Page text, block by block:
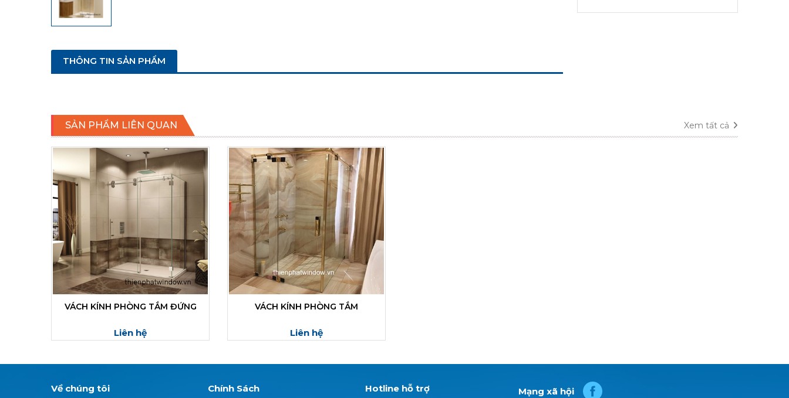
THÔNG TIN SẢN PHẨM
SẢN PHẨM LIÊN QUAN Xem tất cả
VÁCH KÍNH PHÒNG TẮM ĐỨNG
Liên hệ
VÁCH KÍNH PHÒNG TẮM
Liên hệ
Về chúng tôi Chính Sách Hotline hỗ trợ Mạng xã hội